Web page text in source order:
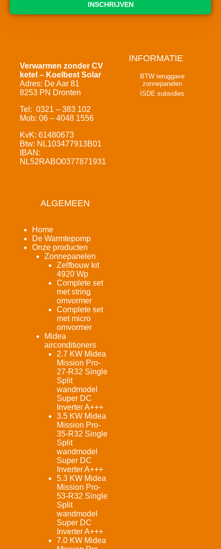
INSCHRIJVEN
Verwarmen zonder CV
ketel – Koelbest Solar
Adres: De Aar 81
8253 PN Dronten
Tel: 0321 – 383 102
Mob: 06 – 4048 1556
KvK: 61480673
Btw: NL103477913B01
IBAN:
NL52RABO0377871931
INFORMATIE
BTW teruggave
zonnepanelen
ISDE subsidies
ALGEMEEN
Home
De Warmtepomp
Onze producten
Zonnepanelen
Zelfbouw kit
4920 Wp
Complete set
met string
omvormer
Complete set
met micro
omvormer
Midea
airconditioners
2.7 KW Midea
Mission Pro-
27-R32 Single
Split
wandmodel
Super DC
Inverter A+++
3.5 KW Midea
Mission Pro-
35-R32 Single
Split
wandmodel
Super DC
Inverter A+++
5.3 KW Midea
Mission Pro-
53-R32 Single
Split
wandmodel
Super DC
Inverter A+++
7.0 KW Midea